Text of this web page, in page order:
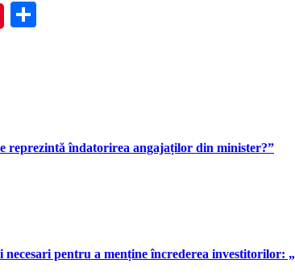
reprezintă îndatorirea angajaților din minister?”
pentru a menține încrederea investitorilor: